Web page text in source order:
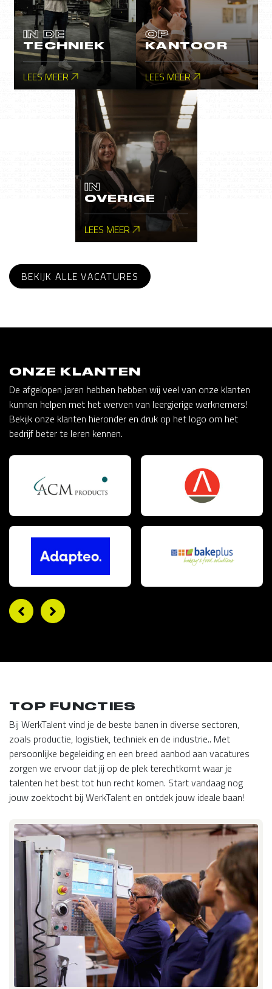
IN DE
TECHNIEK
LEES MEER
OP
KANTOOR
LEES MEER
IN
OVERIGE
LEES MEER
BEKIJK ALLE VACATURES
ONZE KLANTEN
De afgelopen jaren hebben hebben wij veel van onze klanten
kunnen helpen met het werven van leergierige werknemers!
Bekijk onze klanten hieronder en druk op het logo om het
bedrijf beter te leren kennen.
TOP FUNCTIES
Bij WerkTalent vind je de beste banen in diverse sectoren,
zoals productie, logistiek, techniek en de industrie.. Met
persoonlijke begeleiding en een breed aanbod aan vacatures
zorgen we ervoor dat jij op de plek terechtkomt waar je
talenten het best tot hun recht komen. Start vandaag nog
jouw zoektocht bij WerkTalent en ontdek jouw ideale baan!